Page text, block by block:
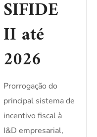
SIFIDE
II até
2026
Prorrogação do
principal sistema de
incentivo fiscal à
I&D empresarial,